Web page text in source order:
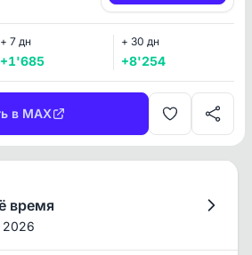
+ 7 дн
+1'685
+ 30 дн
+8'254
в MAX
время
2026